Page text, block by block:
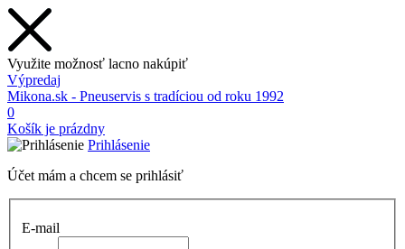
Využite možnosť lacno nakúpiť
Výpredaj
Mikona.sk - Pneuservis s tradíciou od roku 1992
0
Košík je prázdny
Prihlásenie
Účet mám a chcem se prihlásiť
E-mail